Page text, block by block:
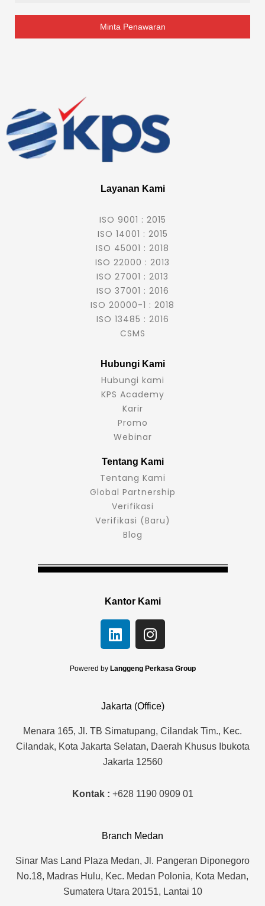
Minta Penawaran
Layanan Kami
ISO 9001 : 2015
ISO 14001 : 2015
ISO 45001 : 2018
ISO 22000 : 2013
ISO 27001 : 2013
ISO 37001 : 2016
ISO 20000-1 : 2018
ISO 13485 : 2016
CSMS
Hubungi Kami
Hubungi kami
KPS Academy
Karir
Promo
Webinar
Tentang Kami
Tentang Kami
Global Partnership
Verifikasi
Verifikasi (Baru)
Blog
Kantor Kami
L
i
n
k
d
i
n
I
n
s
t
g
r
a
m
Powered by Langgeng Perkasa Group
Jakarta (Office)
Menara 165, Jl. TB Simatupang, Cilandak Tim., Kec.
Cilandak, Kota Jakarta Selatan, Daerah Khusus Ibukota
Jakarta 12560
Kontak : +628 1190 0909 01
Branch Medan
Sinar Mas Land Plaza Medan, Jl. Pangeran Diponegoro
No.18, Madras Hulu, Kec. Medan Polonia, Kota Medan,
Sumatera Utara 20151, Lantai 10